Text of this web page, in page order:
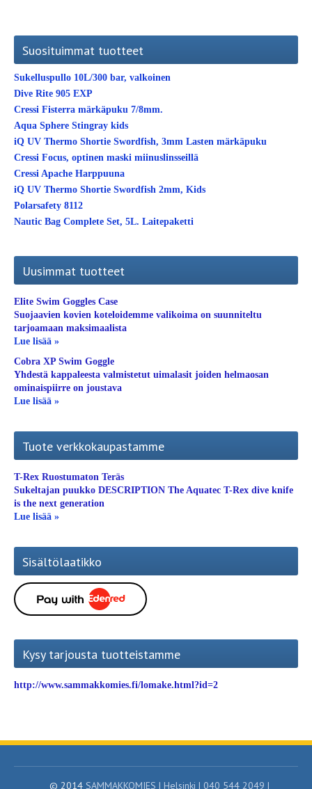
Suosituimmat tuotteet
Sukelluspullo 10L/300 bar, valkoinen
Dive Rite 905 EXP
Cressi Fisterra märkäpuku 7/8mm.
Aqua Sphere Stingray kids
iQ UV Thermo Shortie Swordfish, 3mm Lasten märkäpuku
Cressi Focus, optinen maski miinuslinsseillä
Cressi Apache Harppuuna
iQ UV Thermo Shortie Swordfish 2mm, Kids
Polarsafety 8112
Nautic Bag Complete Set, 5L. Laitepaketti
Uusimmat tuotteet
Elite Swim Goggles Case
Suojaavien kovien koteloidemme valikoima on suunniteltu
tarjoamaan maksimaalista
Lue lisää »
Cobra XP Swim Goggle
Yhdestä kappaleesta valmistetut uimalasit joiden helmaosan
ominaispiirre on joustava
Lue lisää »
Tuote verkkokaupastamme
T-Rex Ruostumaton Teräs
Sukeltajan puukko DESCRIPTION The Aquatec T-Rex dive knife
is the next generation
Lue lisää »
Sisältölaatikko
Kysy tarjousta tuotteistamme
http://www.sammakkomies.fi/lomake.html?id=2
© 2014 SAMMAKKOMIES | Helsinki | 040 544 2049 |